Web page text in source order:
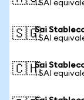
1 SAI
🇸🇬Sai
1 SAI
🇨🇭Sai
1 SAI